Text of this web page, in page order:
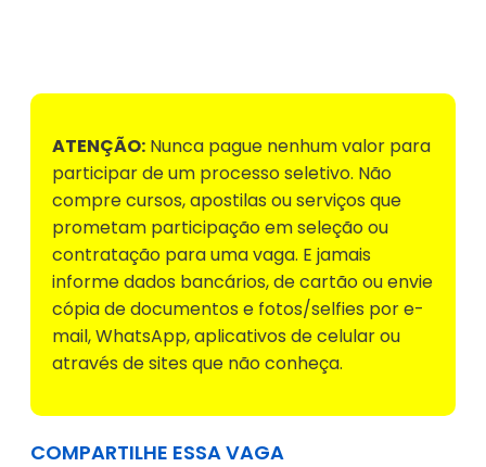
ATENÇÃO: Nunca pague nenhum valor para
participar de um processo seletivo. Não
compre cursos, apostilas ou serviços que
prometam participação em seleção ou
contratação para uma vaga. E jamais
informe dados bancários, de cartão ou envie
cópia de documentos e fotos/selfies por e-
mail, WhatsApp, aplicativos de celular ou
através de sites que não conheça.
COMPARTILHE ESSA VAGA